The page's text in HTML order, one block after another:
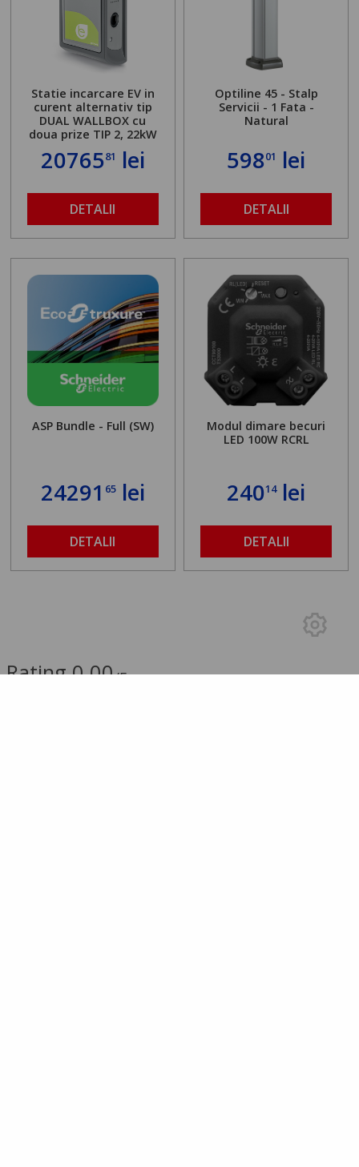
Statie incarcare EV in
curent alternativ tip
DUAL WALLBOX cu
doua prize TIP 2, 22kW
2076581 lei
DETALII
Optiline 45 - Stalp
Servicii - 1 Fata -
Natural
59801 lei
DETALII
ASP Bundle - Full (SW)
24291 65lei
DETALII
Modul dimare becuri
LED 100W RCRL
24014lei
DETALII
Rating 0.00/5